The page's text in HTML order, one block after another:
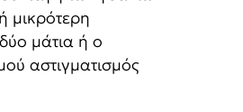
μικρότερη
μάτια ή ο
αστιγματισμός